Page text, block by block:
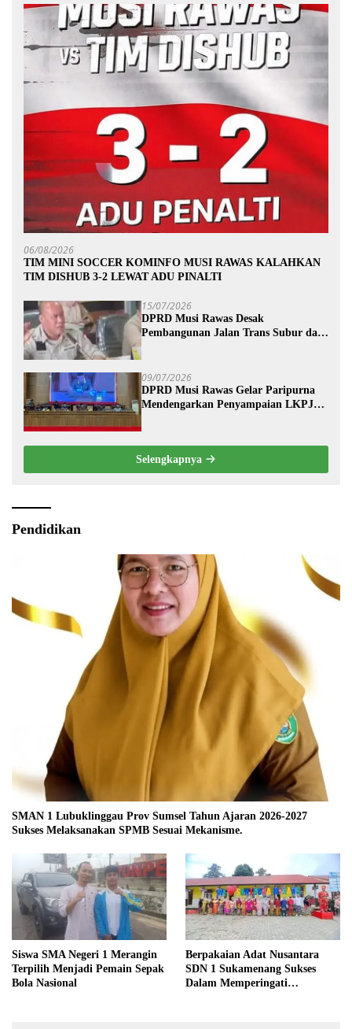
06/08/2026
TIM MINI SOCCER KOMINFO MUSI RAWAS KALAHKAN
TIM DISHUB 3-2 LEWAT ADU PINALTI
15/07/2026
DPRD Musi Rawas Desak
Pembangunan Jalan Trans Subur dan
09/07/2026
DPRD Musi Rawas Gelar Paripurna
Mendengarkan Penyampaian LKPJ
Selengkapnya
Pendidikan
SMAN 1 Lubuklinggau Prov Sumsel Tahun Ajaran 2026-2027
Sukses Melaksanakan SPMB Sesuai Mekanisme.
Siswa SMA Negeri 1 Merangin
Terpilih Menjadi Pemain Sepak
Bola Nasional
Berpakaian Adat Nusantara
SDN 1 Sukamenang Sukses
Dalam Memperingati